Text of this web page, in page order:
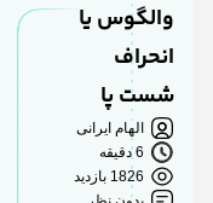
والگوس یا
انحراف
شست پا
الهام ایرانی
6 دقیقه
1826 بازدید